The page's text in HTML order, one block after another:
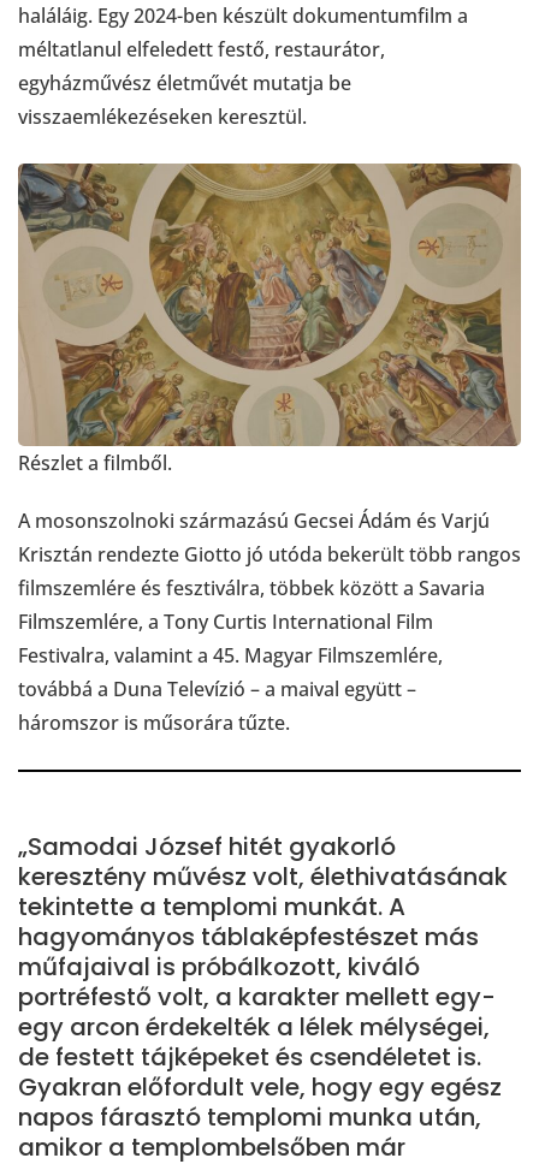
haláláig. Egy 2024-ben készült dokumentumfilm a
méltatlanul elfeledett festő, restaurátor,
egyházművész életművét mutatja be
visszaemlékezéseken keresztül.
Részlet a filmből.
A mosonszolnoki származású Gecsei Ádám és Varjú
Krisztán rendezte Giotto jó utóda bekerült több rangos
filmszemlére és fesztiválra, többek között a Savaria
Filmszemlére, a Tony Curtis International Film
Festivalra, valamint a 45. Magyar Filmszemlére,
továbbá a Duna Televízió – a maival együtt –
háromszor is műsorára tűzte.
„Samodai József hitét gyakorló
keresztény művész volt, élethivatásának
tekintette a templomi munkát. A
hagyományos táblaképfestészet más
műfajaival is próbálkozott, kiváló
portréfestő volt, a karakter mellett egy-
egy arcon érdekelték a lélek mélységei,
de festett tájképeket és csendéletet is.
Gyakran előfordult vele, hogy egy egész
napos fárasztó templomi munka után,
amikor a templombelsőben már